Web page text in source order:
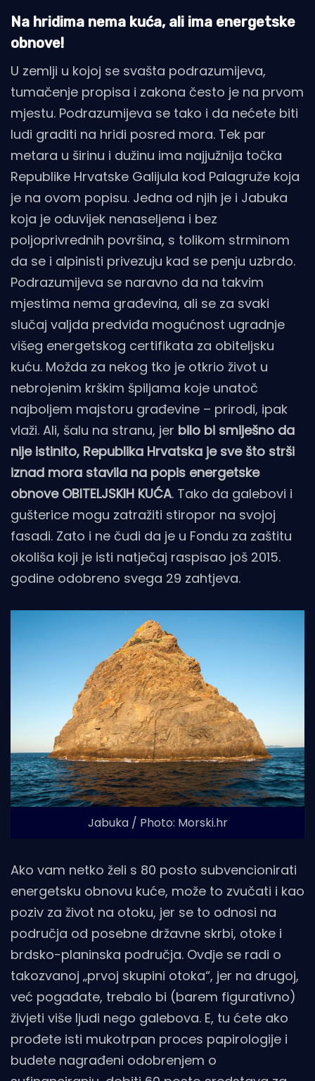
Na hridima nema kuća, ali ima energetske
obnove!
U zemlji u kojoj se svašta podrazumijeva,
tumačenje propisa i zakona često je na prvom
mjestu. Podrazumijeva se tako i da nećete biti
ludi graditi na hridi posred mora. Tek par
metara u širinu i dužinu ima najjužnija točka
Republike Hrvatske Galijula kod Palagruže koja
je na ovom popisu. Jedna od njih je i Jabuka
koja je oduvijek nenaseljena i bez
poljoprivrednih površina, s tolikom strminom
da se i alpinisti privezuju kad se penju uzbrdo.
Podrazumijeva se naravno da na takvim
mjestima nema građevina, ali se za svaki
slučaj valjda predviđa mogućnost ugradnje
višeg energetskog certifikata za obiteljsku
kuću. Možda za nekog tko je otkrio život u
nebrojenim krškim špiljama koje unatoč
najboljem majstoru građevine – prirodi, ipak
vlaži. Ali, šalu na stranu, jer bilo bi smiješno da
nije istinito, Republika Hrvatska je sve što strši
iznad mora stavila na popis energetske
obnove OBITELJSKIH KUĆA. Tako da galebovi i
gušterice mogu zatražiti stiropor na svojoj
fasadi. Zato i ne čudi da je u Fondu za zaštitu
okoliša koji je isti natječaj raspisao još 2015.
godine odobreno svega 29 zahtjeva.
Jabuka / Photo: Morski.hr
Ako vam netko želi s 80 posto subvencionirati
energetsku obnovu kuće, može to zvučati i kao
poziv za život na otoku, jer se to odnosi na
područja od posebne državne skrbi, otoke i
brdsko-planinska područja. Ovdje se radi o
takozvanoj „prvoj skupini otoka“, jer na drugoj,
već pogađate, trebalo bi (barem figurativno)
živjeti više ljudi nego galebova. E, tu ćete ako
prođete isti mukotrpan proces papirologije i
budete nagrađeni odobrenjem o